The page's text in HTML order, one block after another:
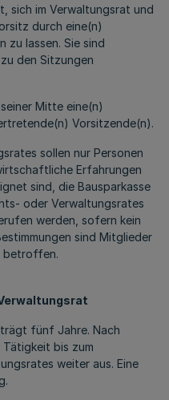
sich im Verwaltungsrat und
durch eine(n)
lassen. Sie sind
den Sitzungen
Mitte eine(n)
Vorsitzende(n).
sollen nur Personen
Erfahrungen
sind, die Bausparkasse
oder Verwaltungsrates
werden, sofern kein
sind Mitglieder
betroffen.
fünf Jahre. Nach
bis zum
weiter aus. Eine